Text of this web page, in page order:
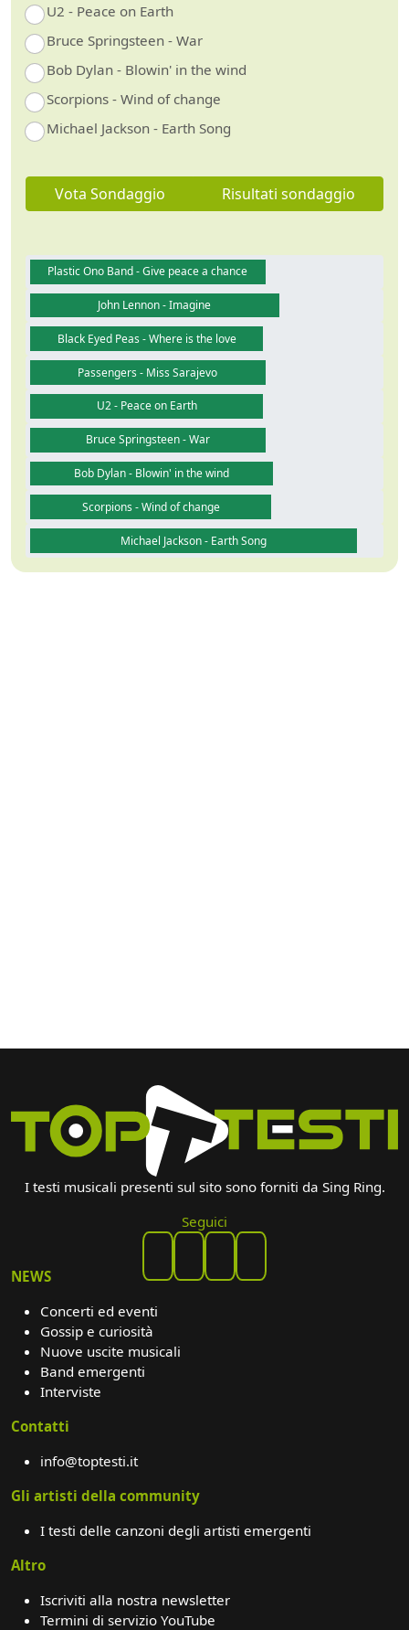
U2 - Peace on Earth
Bruce Springsteen - War
Bob Dylan - Blowin' in the wind
Scorpions - Wind of change
Michael Jackson - Earth Song
Vota Sondaggio Risultati sondaggio
Plastic Ono Band - Give peace a chance
John Lennon - Imagine
Black Eyed Peas - Where is the love
Passengers - Miss Sarajevo
U2 - Peace on Earth
Bruce Springsteen - War
Bob Dylan - Blowin' in the wind
Scorpions - Wind of change
Michael Jackson - Earth Song
I testi musicali presenti sul sito sono forniti da Sing Ring.
Seguici
NEWS
Concerti ed eventi
Gossip e curiosità
Nuove uscite musicali
Band emergenti
Interviste
Contatti
info@toptesti.it
Gli artisti della community
I testi delle canzoni degli artisti emergenti
Altro
Iscriviti alla nostra newsletter
Termini di servizio YouTube